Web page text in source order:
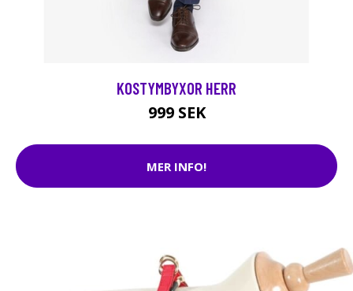
KOSTYMBYXOR HERR
999 SEK
MER INFO!